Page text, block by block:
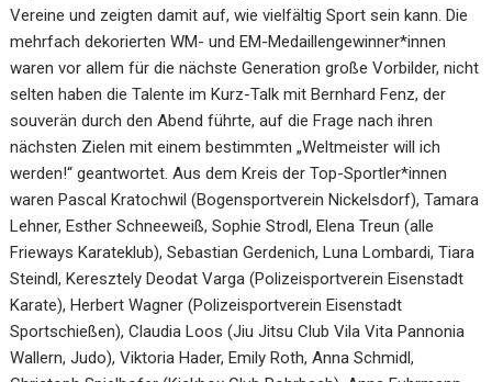
Vereine und zeigten damit auf, wie vielfältig Sport sein kann. Die
mehrfach dekorierten WM- und EM-Medaillengewinner*innen
waren vor allem für die nächste Generation große Vorbilder, nicht
selten haben die Talente im Kurz-Talk mit Bernhard Fenz, der
souverän durch den Abend führte, auf die Frage nach ihren
nächsten Zielen mit einem bestimmten „Weltmeister will ich
werden!“ geantwortet. Aus dem Kreis der Top-Sportler*innen
waren Pascal Kratochwil (Bogensportverein Nickelsdorf), Tamara
Lehner, Esther Schneeweiß, Sophie Strodl, Elena Treun (alle
Frieways Karateklub), Sebastian Gerdenich, Luna Lombardi, Tiara
Steindl, Keresztely Deodat Varga (Polizeisportverein Eisenstadt
Karate), Herbert Wagner (Polizeisportverein Eisenstadt
Sportschießen), Claudia Loos (Jiu Jitsu Club Vila Vita Pannonia
Wallern, Judo), Viktoria Hader, Emily Roth, Anna Schmidl,